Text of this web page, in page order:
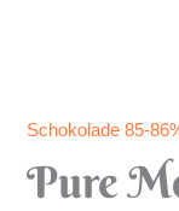
Schokolade 85-
Pure